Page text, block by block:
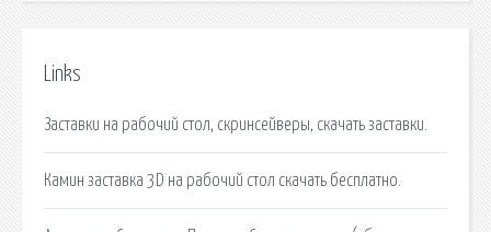
Links
Заставки на рабочий стол, скринсейверы, скачать заставки.
Камин заставка 3D на рабочий стол скачать бесплатно.